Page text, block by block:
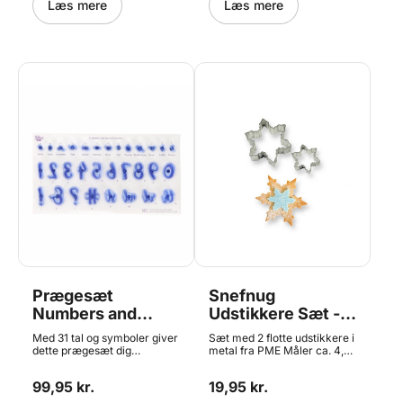
Læs mere Læs mere
Prægesæt
Numbers and
Specials, 31 dele,
Fun Fonts - PME
Med 31 tal og symboler giver
dette prægesæt dig
Det er super nemt at placere
99,95 kr.
Snefnug
Udstikkere Sæt -
4,5+7,5 cm, PME
Sæt med 2 flotte udstikkere i
metal fra PME Måler ca. 4,5
opvaskemaskine
19,95 kr.